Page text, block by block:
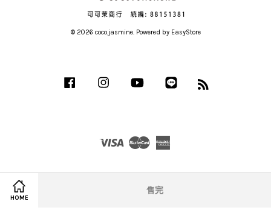
HOME
售完
© 2026 coco.jasmine. Powered by EasyStore
Facebook Instagram YouTube
Visa Master